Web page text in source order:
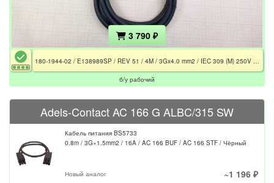
3 790 ₽
б/у рабочий
Adels-Contact AC 166 G ALBC/315 SW
Кабель питания BS5733
0.8m / 3G×1.5mm2 / 16A / AC 166 BUF / AC 166 STF / Чёрный
Новый аналог ~1 196 ₽